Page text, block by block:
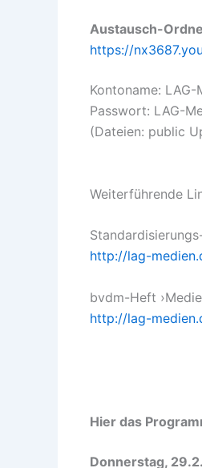
Austausch-
https://
Kontoname: LAG-
Passwort: LAG-
(Dateien: public
Weiterführende
http://lag-
bvdm-Heft
http://lag-
Hier das
Donnerstag,